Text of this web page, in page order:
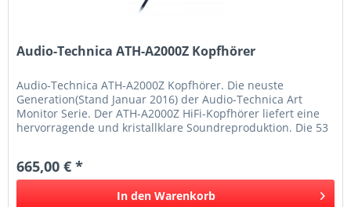
Audio-Technica ATH-A2000Z Kopfhörer
Audio-Technica ATH-A2000Z Kopfhörer. Die neuste
Generation(Stand Januar 2016) der Audio-Technica Art
Monitor Serie. Der ATH-A2000Z HiFi-Kopfhörer liefert eine
hervorragende und kristallklare Soundreproduktion. Die 53
665,00 € *
In den Warenkorb